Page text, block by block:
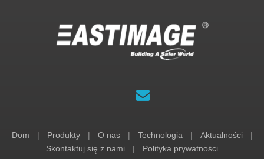
Dom | Produkty | O nas | Technologia | Aktualności
|
Skontaktuj się z nami
| Polityka prywatności